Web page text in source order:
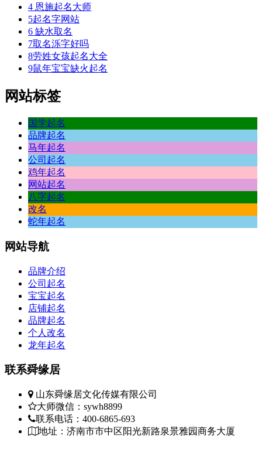
4 恩施起名大师
5起名字网站
6 缺水取名
7取名泺字好吗
8劳姓女孩起名大全
9鼠年宝宝缺火起名
网站标签
国学起名
品牌起名
马年起名
公司起名
鸡年起名
网站起名
八字起名
改名
蛇年起名
网站导航
品牌介绍
公司起名
宝宝起名
店铺起名
品牌起名
个人改名
龙年起名
联系舜缘居
山东舜缘居文化传媒有限公司
大师微信：sywh8899
联系电话：400-6865-693
地址：济南市市中区阳光新路泉景雅园商务大厦